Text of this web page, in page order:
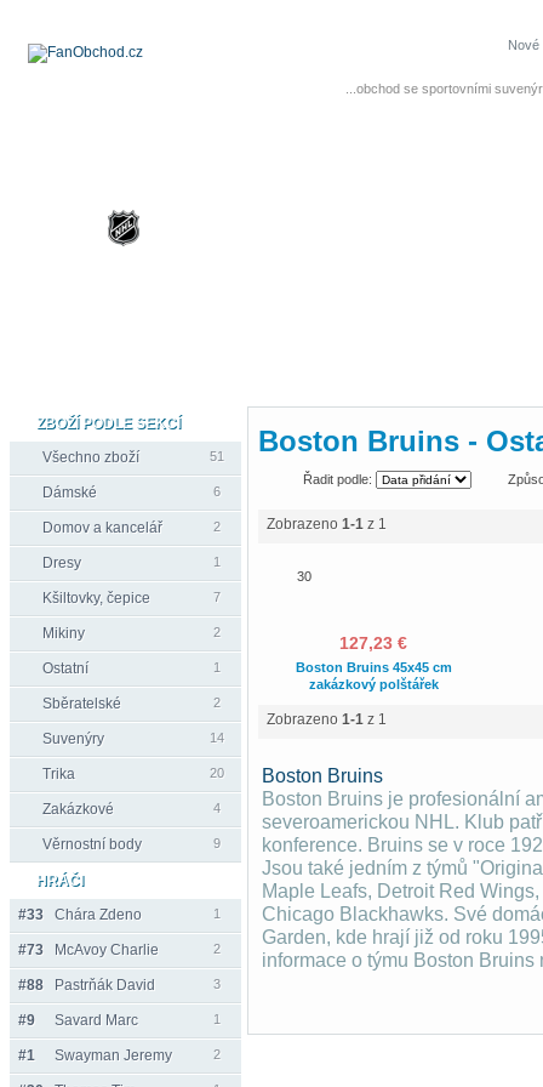
...obchod se sportovními
Nové
ZBOŽÍ PODLE SEKCÍ
Všechno zboží
51
Dámské 6
Domov a kancelář 2
Dresy 1
Kšiltovky, čepice 7
Mikiny 2
Ostatní 1
Sběratelské 2
Suvenýry 14
Trika 20
Zakázkové 4
Věrnostní body 9
HRÁČI
#33
Chára Zdeno 1
#73 McAvoy Charlie 2
#88 Pastrňák David 3
#9 Savard Marc 1
#1 Swayman Jeremy 2
Boston Bruins -
Řadit podle:
Zobrazeno 1-1 z 1
30
127,23 €
Boston Bruins 45x45 cm
zakázkový polštářek
Zobrazeno 1-1 z 1
Boston Bruins
Boston Bruins je profesionální
severoamerickou NHL. Klub
konference. Bruins se v roce
Jsou také jedním z týmů
Maple Leafs, Detroit Red
Chicago Blackhawks. Své
Garden, kde hrají již od roku
informace o týmu Boston